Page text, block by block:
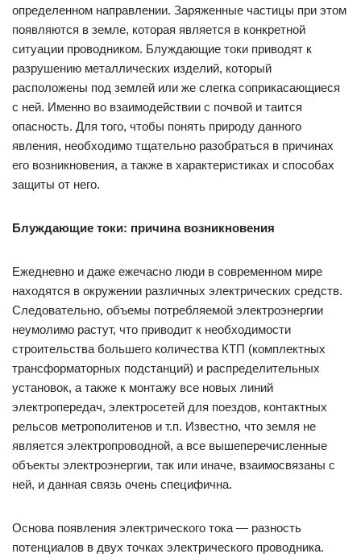
определенном направлении. Заряженные частицы при этом
появляются в земле, которая является в конкретной
ситуации проводником. Блуждающие токи приводят к
разрушению металлических изделий, который
расположены под землей или же слегка соприкасающиеся
с ней. Именно во взаимодействии с почвой и таится
опасность. Для того, чтобы понять природу данного
явления, необходимо тщательно разобраться в причинах
его возникновения, а также в характеристиках и способах
защиты от него.
Блуждающие токи: причина возникновения
Ежедневно и даже ежечасно люди в современном мире
находятся в окружении различных электрических средств.
Следовательно, объемы потребляемой электроэнергии
неумолимо растут, что приводит к необходимости
строительства большего количества КТП (комплектных
трансформаторных подстанций) и распределительных
установок, а также к монтажу все новых линий
электропередач, электросетей для поездов, контактных
рельсов метрополитенов и т.п. Известно, что земля не
является электропроводной, а все вышеперечисленные
объекты электроэнергии, так или иначе, взаимосвязаны с
ней, и данная связь очень специфична.
Основа появления электрического тока — разность
потенциалов в двух точках электрического проводника.